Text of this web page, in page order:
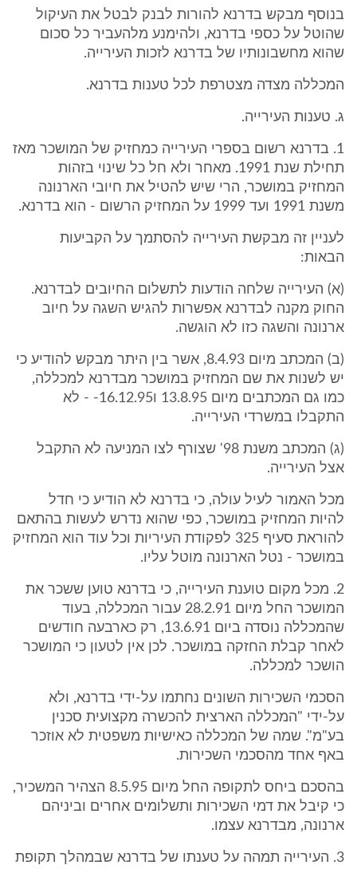
בנוסף מבקש בדרנא להורות לבנק לבטל את העיקול
שהוטל על כספי בדרנא, ולהימנע מלהעביר כל סכום
שהוא מחשבונותיו של בדרנא לזכות העירייה.
המכללה מצדה מצטרפת לכל טענות בדרנא.
ג. טענות העירייה.
1. בדרנא רשום בספרי העירייה כמחזיק של המושכר מאז
תחילת שנת 1991. מאחר ולא חל כל שינוי בזהות
המחזיק במושכר, הרי שיש להטיל את חיובי הארנונה
משנת 1991 ועד 1999 על המחזיק הרשום - הוא בדרנא.
לעניין זה מבקשת העירייה להסתמך על הקביעות
הבאות:
(א) העירייה שלחה הודעות לתשלום החיובים לבדרנא.
החוק מקנה לבדרנא אפשרות להגיש השגה על חיוב
ארנונה והשגה כזו לא הוגשה.
(ב) המכתב מיום 8.4.93, אשר בין היתר מבקש להודיע כי
יש לשנות את שם המחזיק במושכר מבדרנא למכללה,
כמו גם המכתבים מיום 13.8.95 ו16.12.95- - לא
התקבלו במשרדי העירייה.
(ג) המכתב משנת 98' שצורף לצו המניעה לא התקבל
אצל העירייה.
מכל האמור לעיל עולה, כי בדרנא לא הודיע כי חדל
להיות המחזיק במושכר, כפי שהוא נדרש לעשות בהתאם
להוראת סעיף 325 לפקודת העיריות וכל עוד הוא המחזיק
במושכר - נטל הארנונה מוטל עליו.
2. מכל מקום טוענת העירייה, כי בדרנא טוען ששכר את
המושכר החל מיום 28.2.91 עבור המכללה, בעוד
שהמכללה נוסדה ביום 13.6.91, רק כארבעה חודשים
לאחר קבלת החזקה במושכר. לכן אין לטעון כי המושכר
הושכר למכללה.
הסכמי השכירות השונים נחתמו על-ידי בדרנא, ולא
על-ידי "המכללה הארצית להכשרה מקצועית סכנין
בע"מ". שמה של המכללה כאישיות משפטית לא אוזכר
באף אחד מהסכמי השכירות.
בהסכם ביחס לתקופה החל מיום 8.5.95 הצהיר המשכיר,
כי קיבל את דמי השכירות ותשלומים אחרים וביניהם
ארנונה, מבדרנא עצמו.
3. העירייה תמהה על טענתו של בדרנא שבמהלך תקופת